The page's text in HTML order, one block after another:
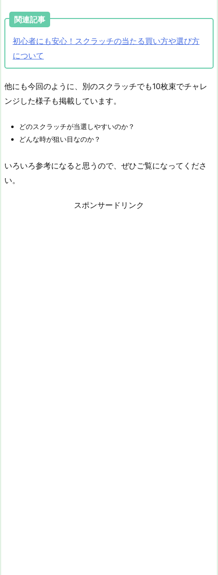
関連記事
初心者にも安心！スクラッチの当たる買い方や選び方
について
他にも今回のように、別のスクラッチでも10枚束でチャレ
ンジした様子も掲載しています。
どのスクラッチが当選しやすいのか？
どんな時が狙い目なのか？
いろいろ参考になると思うので、ぜひご覧になってくださ
い。
スポンサードリンク